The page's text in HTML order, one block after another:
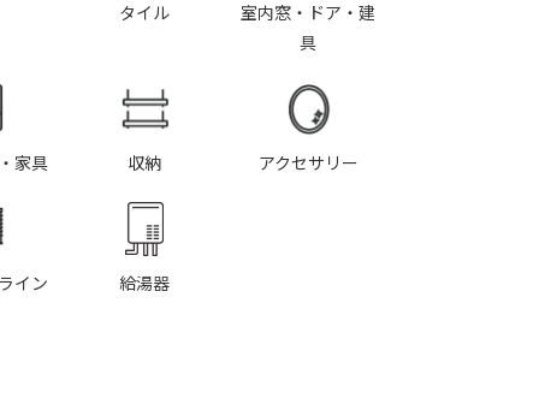
タイル
室内窓・ドア・建
具
家具 収納 アクセサリー
イン 給湯器